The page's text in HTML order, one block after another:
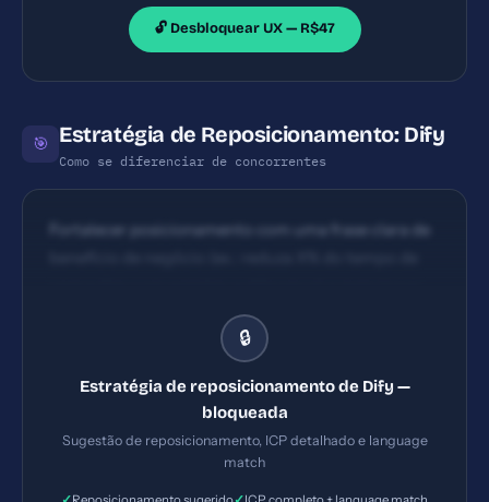
🔓 Desbloquear UX — R$47
🎯 Estratégia de Reposicionamento: Dify
Como se diferenciar de concorrentes
Fortalecer posicionamento com uma frase clara de
casos de uso específicos (atendimento, suporte,
dados, automação de processos).
🔒
Estratégia de reposicionamento de Dify —
bloqueada
Sugestão de reposicionamento, ICP detalhado e language
match